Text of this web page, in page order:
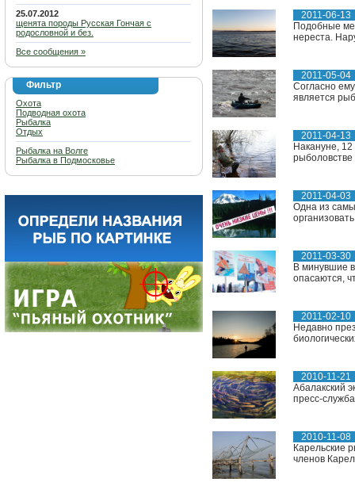
25.07.2012
щенята породы Русская Гончая с
родословной и без.
Все сообщения »
Фильтр
Охота
Подводная охота
Рыбалка
Отдых
Рыбалка на Волге
Рыбалка в Подмосковье
2011-06-13
Подобные
нереста.
2011-05-04
Согласно
является
2011-04-13
Накануне,
рыболовстве
2011-04-03
Одна из
2011-03-30
В минувшие
опасаются,
2011-02-10
Недавно
2010-11-21
Абалакский
пресс-
2010-11-08
Карельские
членов